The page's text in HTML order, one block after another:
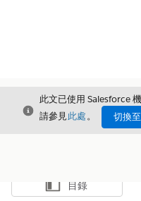
結束
此文已使用 Salesforce
請參見此處。 切換
顯示目錄
目錄